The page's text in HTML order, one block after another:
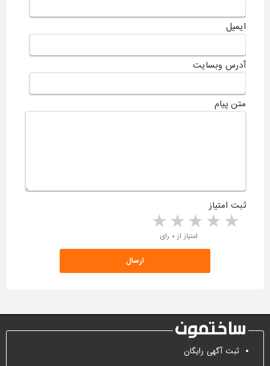
ایمیل
آدرس وبسایت
متن پیام
ثبت امتیاز
4 stars 3 stars 2 stars 1 star امتیاز از ۰ رای
ثبت آگهی رایگان